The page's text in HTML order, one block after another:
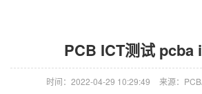
PCB ICT测试 pcba
时间：2022-04-29 10:29:49 来源：